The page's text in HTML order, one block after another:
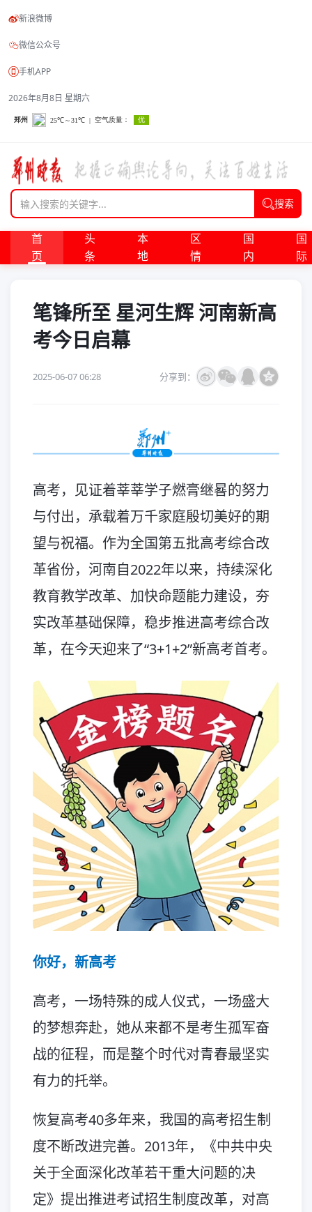
新浪微博
微信公众号
手机APP
2026年8月8日 星期六
搜索
首
页
头
条
本
地
区
情
国
内
国
际
笔锋所至 星河生辉 河南新高
考今日启幕
2025-06-07 06:28 分享到：
高考，见证着莘莘学子燃膏继晷的努力
与付出，承载着万千家庭殷切美好的期
望与祝福。作为全国第五批高考综合改
革省份，河南自2022年以来，持续深化
教育教学改革、加快命题能力建设，夯
实改革基础保障，稳步推进高考综合改
革，在今天迎来了“3+1+2”新高考首考。
你好，新高考
高考，一场特殊的成人仪式，一场盛大
的梦想奔赴，她从来都不是考生孤军奋
战的征程，而是整个时代对青春最坚实
有力的托举。
恢复高考40多年来，我国的高考招生制
度不断改进完善。2013年，《中共中央
关于全面深化改革若干重大问题的决
定》提出推进考试招生制度改革，对高